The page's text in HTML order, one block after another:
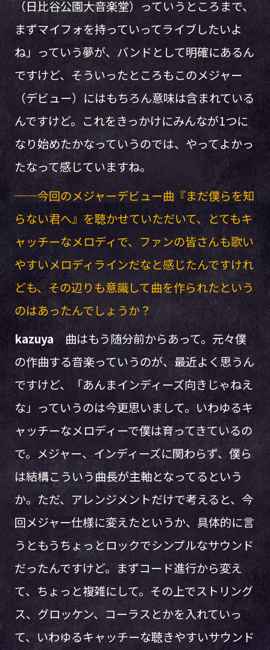
（日比谷公園大音楽堂）っていうところまで、
まずマイフォを持っていってライブしたいよ
ね」っていう夢が、バンドとして明確にあるん
ですけど、そういったところもこのメジャー
（デビュー）にはもちろん意味は含まれている
んですけど。これをきっかけにみんなが1つに
なり始めたかなっていうのでは、やってよかっ
たなって感じていますね。
──今回のメジャーデビュー曲『まだ僕らを知
らない君へ』を聴かせていただいて、とてもキ
ャッチーなメロディで、ファンの皆さんも歌い
やすいメロディラインだなと感じたんですけれ
ども、その辺りも意識して曲を作られたという
のはあったんでしょうか？
kazuya 曲はもう随分前からあって。元々僕
の作曲する音楽っていうのが、最近よく思うん
ですけど、「あんまインディーズ向きじゃねえ
な」っていうのは今更思いまして。いわゆるキ
ャッチーなメロディーで僕は育ってきているの
で。メジャー、インディーズに関わらず、僕ら
は結構こういう曲長が主軸となってるという
か。ただ、アレンジメントだけで考えると、今
回メジャー仕様に変えたというか、具体的に言
うともうちょっとロックでシンプルなサウンド
だったんですけど。まずコード進行から変え
て、ちょっと複雑にして。その上でストリング
ス、グロッケン、コーラスとかを入れていっ
て、いわゆるキャッチーな聴きやすいサウンド